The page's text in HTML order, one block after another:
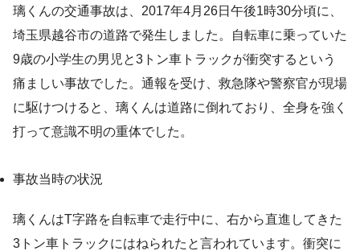
璃くんの交通事故は、2017年4月26日午後1時30分頃に、
埼玉県越谷市の道路で発生しました。自転車に乗っていた
9歳の小学生の男児と3トン車トラックが衝突するという
痛ましい事故でした。通報を受け、救急隊や警察官が現場
に駆けつけると、璃くんは道路に倒れており、全身を強く
打って意識不明の重体でした。
事故当時の状況
璃くんはT字路を自転車で走行中に、右から直進してきた
3トン車トラックにはねられたと言われています。衝突に